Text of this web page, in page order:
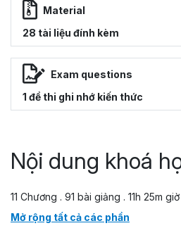
Material
28 tài liệu đính kèm
Exam questions
1 đề thi ghi nhớ kiến thức
Nội dung khoá
11 Chương . 91 bài giảng . 11h 25m
Mở rộng tất cả các phần